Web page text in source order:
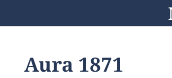
Aura 1871